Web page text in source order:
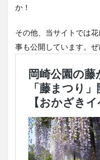
か！
その他、当サイトでは
事も公開しています。ぜ